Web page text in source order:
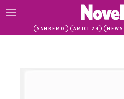
SANREMO AMICI 24